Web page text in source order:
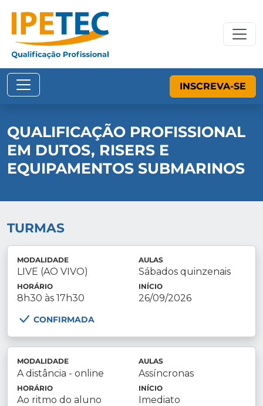
INSCREVA-SE
QUALIFICAÇÃO PROFISSIONAL
EM DUTOS, RISERS E
EQUIPAMENTOS SUBMARINOS
TURMAS
MODALIDADE
LIVE (AO VIVO)
AULAS
Sábados quinzenais
HORÁRIO
8h30 às 17h30
INÍCIO
26/09/2026
CONFIRMADA
MODALIDADE
A distância - online
AULAS
Assíncronas
HORÁRIO
Ao ritmo do aluno
INÍCIO
Imediato